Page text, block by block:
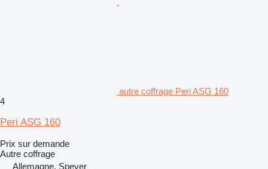
autre coffrage Peri ASG 160
4
Peri ASG 160
Prix sur demande
Autre coffrage
Allemagne, Speyer